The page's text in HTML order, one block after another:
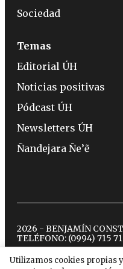
Utilizamos cookies propias
Sociedad
Temas
Editorial ÚH
Noticias positivas
Pódcast ÚH
Newsletters ÚH
Ñandejara Ñe’ẽ
2026 - BENJAMÍN
TELÉFONO: (0994) 715